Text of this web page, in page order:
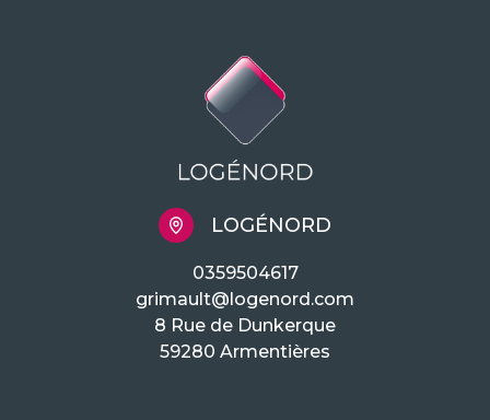
LOGÉNORD
0359504617
grimault@logenord.com
8 Rue de Dunkerque
59280 Armentières